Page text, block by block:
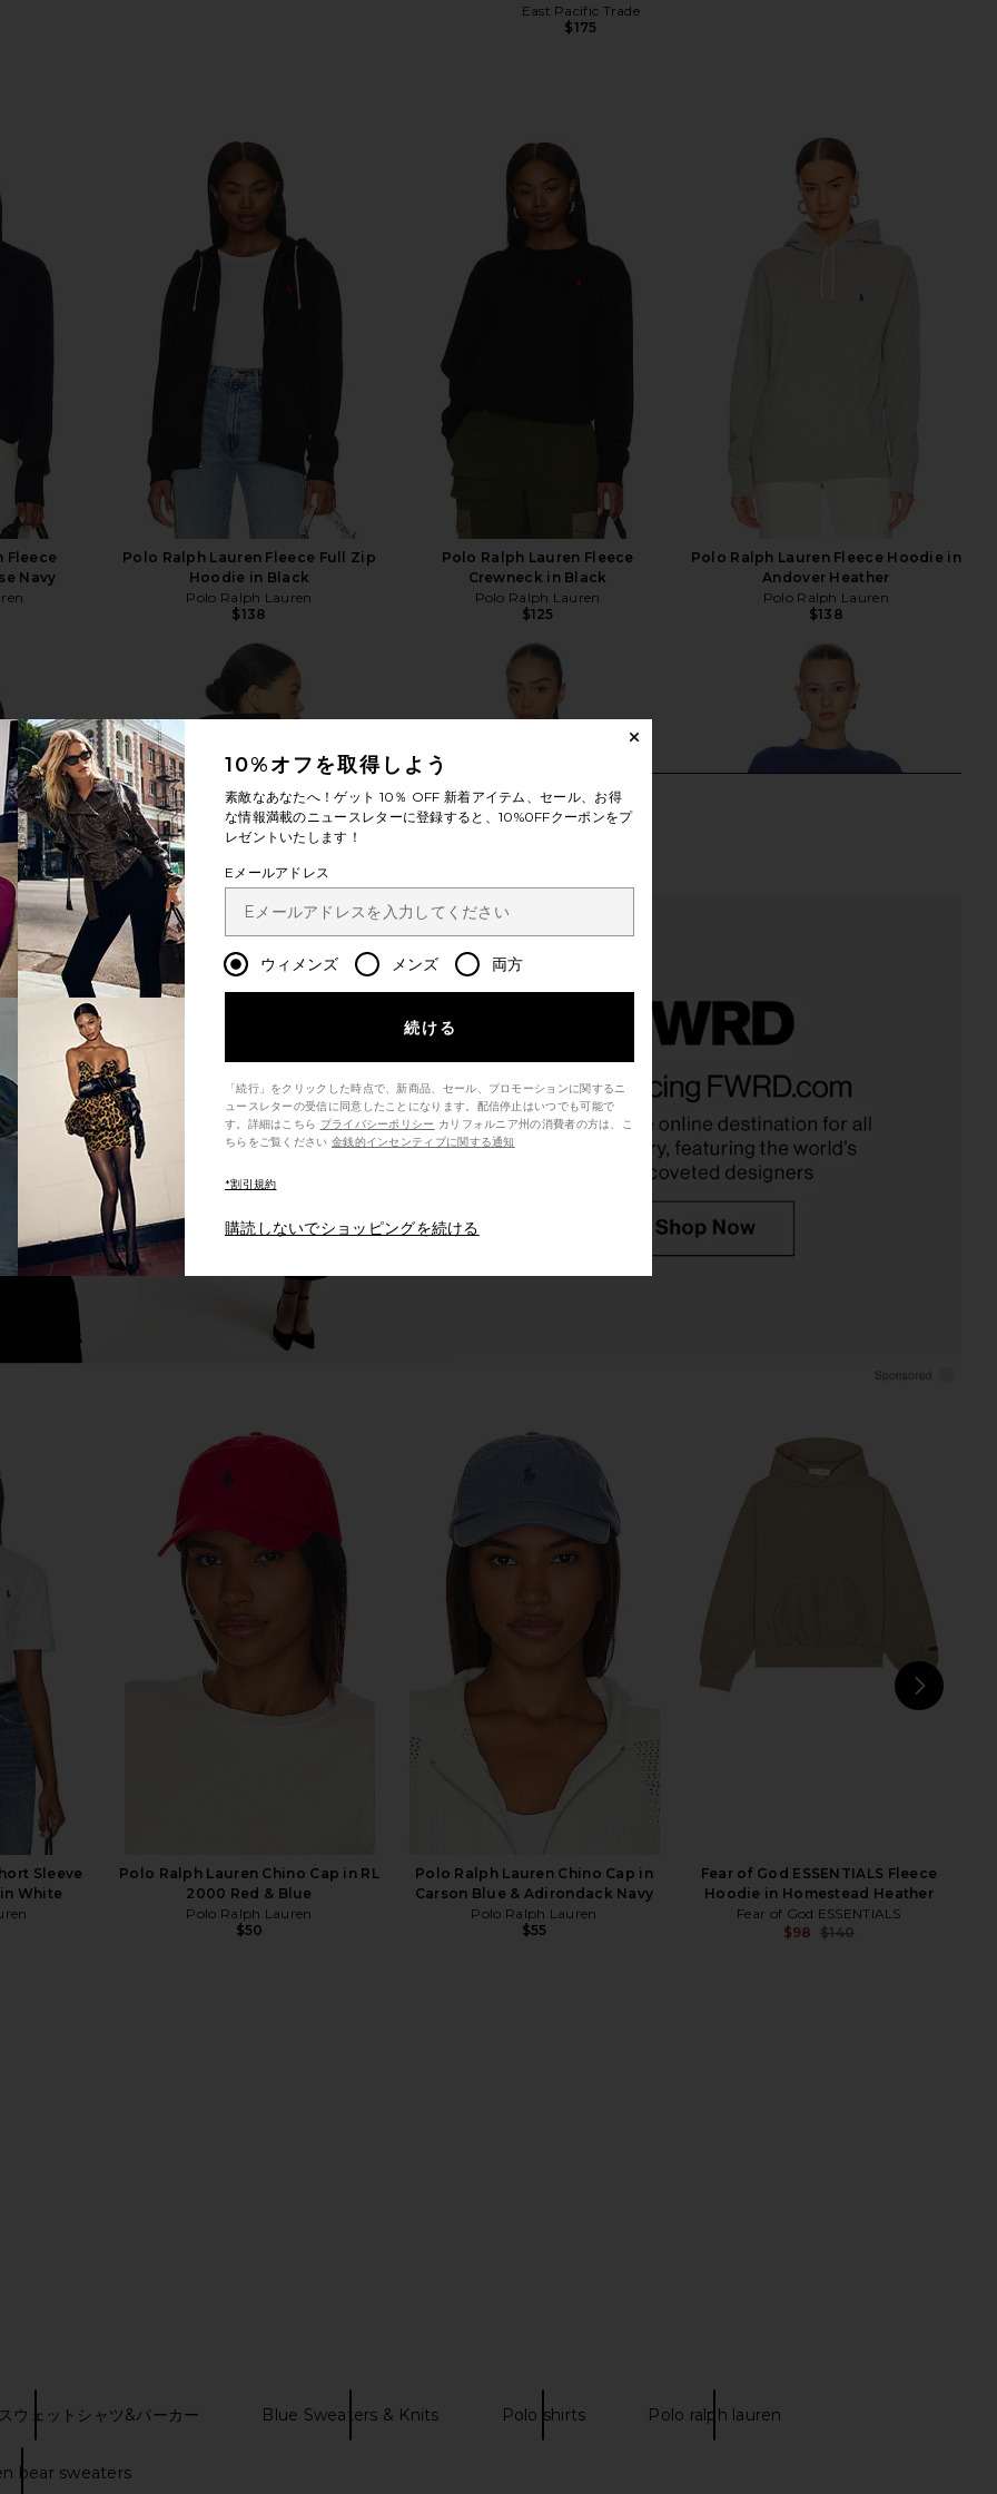
East Pacific Trade
$175
Fleece
Navy
Polo Ralph Lauren Fleece Full Zip
Hoodie in Black
Polo Ralph Lauren
$138
Polo Ralph Lauren Fleece
Crewneck in Black
Polo Ralph Lauren
$125
Polo Ralph Lauren Fleece Hoodie in
Andover Heather
Polo Ralph Lauren
$138
Fleece
in White
Fear of God ESSENTIALS Fleece
Hoodie in Black
Fear of God ESSENTIALS
$150
Polo Ralph Lauren Arctic Fleece
Long Sleeve Crew Neck Sweatshirt
in Polo Black
Polo Ralph Lauren
Crewneck Sweater in Heritage
Polo Ralph Lauren
$148
Full-Zip
Polo Ralph Lauren Arctic Fleece
Polo Sweatshirt in Collegiate
Polo Ralph Lauren
Fear of God ESSENTIALS Fleece
Fear of God ESSENTIALS
Previous price:
Polo Ralph Lauren Button Front
もっと見る
Sleeve
White
Polo Ralph Lauren Chino Cap in RL
2000 Red & Blue
Polo Ralph Lauren
$50
Polo Ralph Lauren Chino Cap in
Carson Blue & Adirondack Navy
Polo Ralph Lauren
$55
Fear of God ESSENTIALS Fleece
Hoodie in Homestead Heather
Fear of God ESSENTIALS
$98 $140
ウェットシャツ&パーカー Blue Sweaters & Knits Polo shirts Polo ralph lauren
bear sweaters
10%オフを取得しよう
素敵なあなたへ！ゲット 10％ OFF 新着アイテム、セール、お得
な情報満載のニュースレターに登録すると、10%0FFクーポンをプ
レゼントいたします！
Eメールアドレス
ウィメンズ メンズ 両方
続ける
「続行」をクリックした時点で、新商品、セール、プロモーションに関するニ
ュースレターの受信に同意したことになります。配信停止はいつでも可能で
す。詳細はこちら プライバシーポリシー
ちらをご覧ください 金銭的インセンティブに関する通知
*割引規約
購読しないでショッピングを続ける